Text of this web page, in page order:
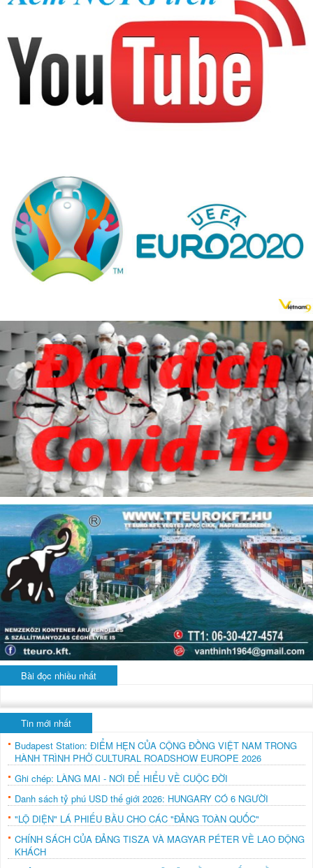
Bài đọc nhiều nhất
Tin mới nhất
Budapest Station: ĐIỂM HẸN CỦA CỘNG ĐỒNG VIỆT NAM TRONG
HÀNH TRÌNH PHỞ CULTURAL ROADSHOW EUROPE 2026
Ghi chép: LÀNG MAI - NƠI ĐỂ HIỂU VỀ CUỘC ĐỜI
Danh sách tỷ phú USD thế giới 2026: HUNGARY CÓ 6 NGƯỜI
"LỘ DIỆN" LÁ PHIẾU BẦU CHO CÁC "ĐẢNG TOÀN QUỐC"
CHÍNH SÁCH CỦA ĐẢNG TISZA VÀ MAGYAR PÉTER VỀ LAO ĐỘNG
KHÁCH